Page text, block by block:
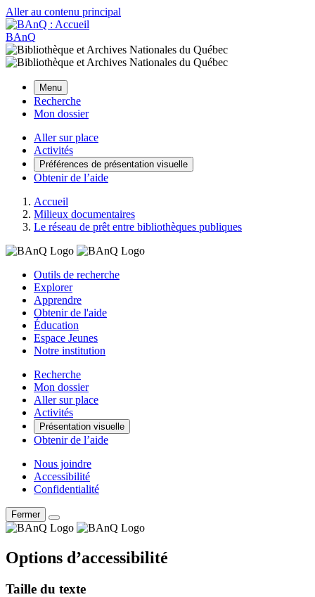
Aller au contenu principal
BAnQ
Menu
Recherche
Mon dossier
Aller sur place
Activités
Préférences de présentation visuelle
Obtenir de l’aide
Accueil
Milieux documentaires
Le réseau de prêt entre bibliothèques publiques
Outils de recherche
Explorer
Apprendre
Obtenir de l'aide
Éducation
Espace Jeunes
Notre institution
Recherche
Mon dossier
Aller sur place
Activités
Présentation visuelle
Obtenir de l’aide
Nous joindre
Accessibilité
Confidentialité
Fermer
Options d’accessibilité
Taille du texte